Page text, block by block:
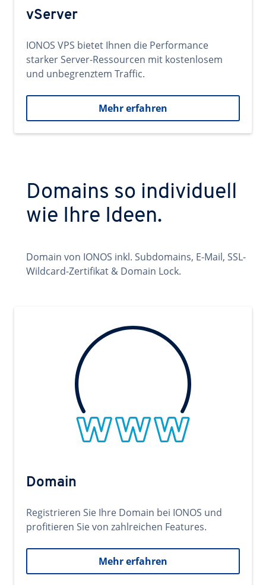
vServer
IONOS VPS bietet Ihnen die Performance
starker Server-Ressourcen mit kostenlosem
und unbegrenztem Traffic.
Mehr erfahren
Domains so individuell
wie Ihre Ideen.
Domain von IONOS inkl. Subdomains, E-Mail, SSL-
Wildcard-Zertifikat & Domain Lock.
Domain
Registrieren Sie Ihre Domain bei IONOS und
profitieren Sie von zahlreichen Features.
Mehr erfahren